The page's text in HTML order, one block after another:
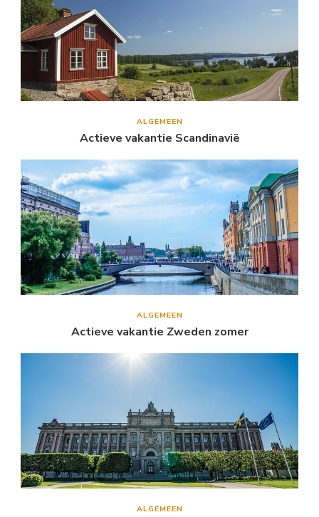
ALGEMEEN
Actieve vakantie Scandinavië
ALGEMEEN
Actieve vakantie Zweden zomer
ALGEMEEN